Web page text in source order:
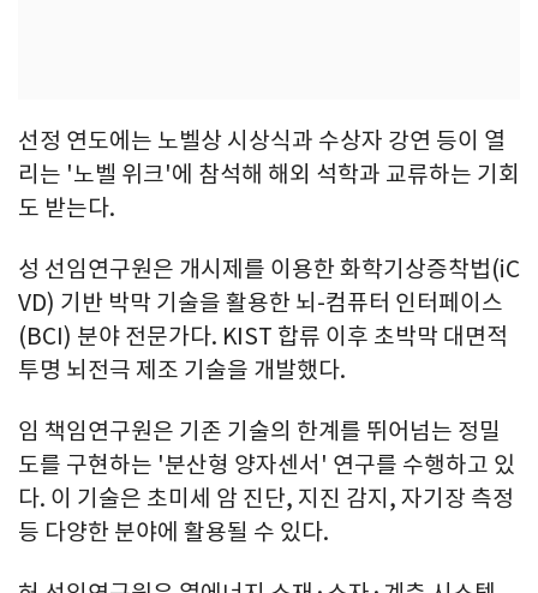
선정 연도에는 노벨상 시상식과 수상자 강연 등이 열
리는 '노벨 위크'에 참석해 해외 석학과 교류하는 기회
도 받는다.
성 선임연구원은 개시제를 이용한 화학기상증착법(iC
VD) 기반 박막 기술을 활용한 뇌-컴퓨터 인터페이스
(BCI) 분야 전문가다. KIST 합류 이후 초박막 대면적
투명 뇌전극 제조 기술을 개발했다.
임 책임연구원은 기존 기술의 한계를 뛰어넘는 정밀
도를 구현하는 '분산형 양자센서' 연구를 수행하고 있
다. 이 기술은 초미세 암 진단, 지진 감지, 자기장 측정
등 다양한 분야에 활용될 수 있다.